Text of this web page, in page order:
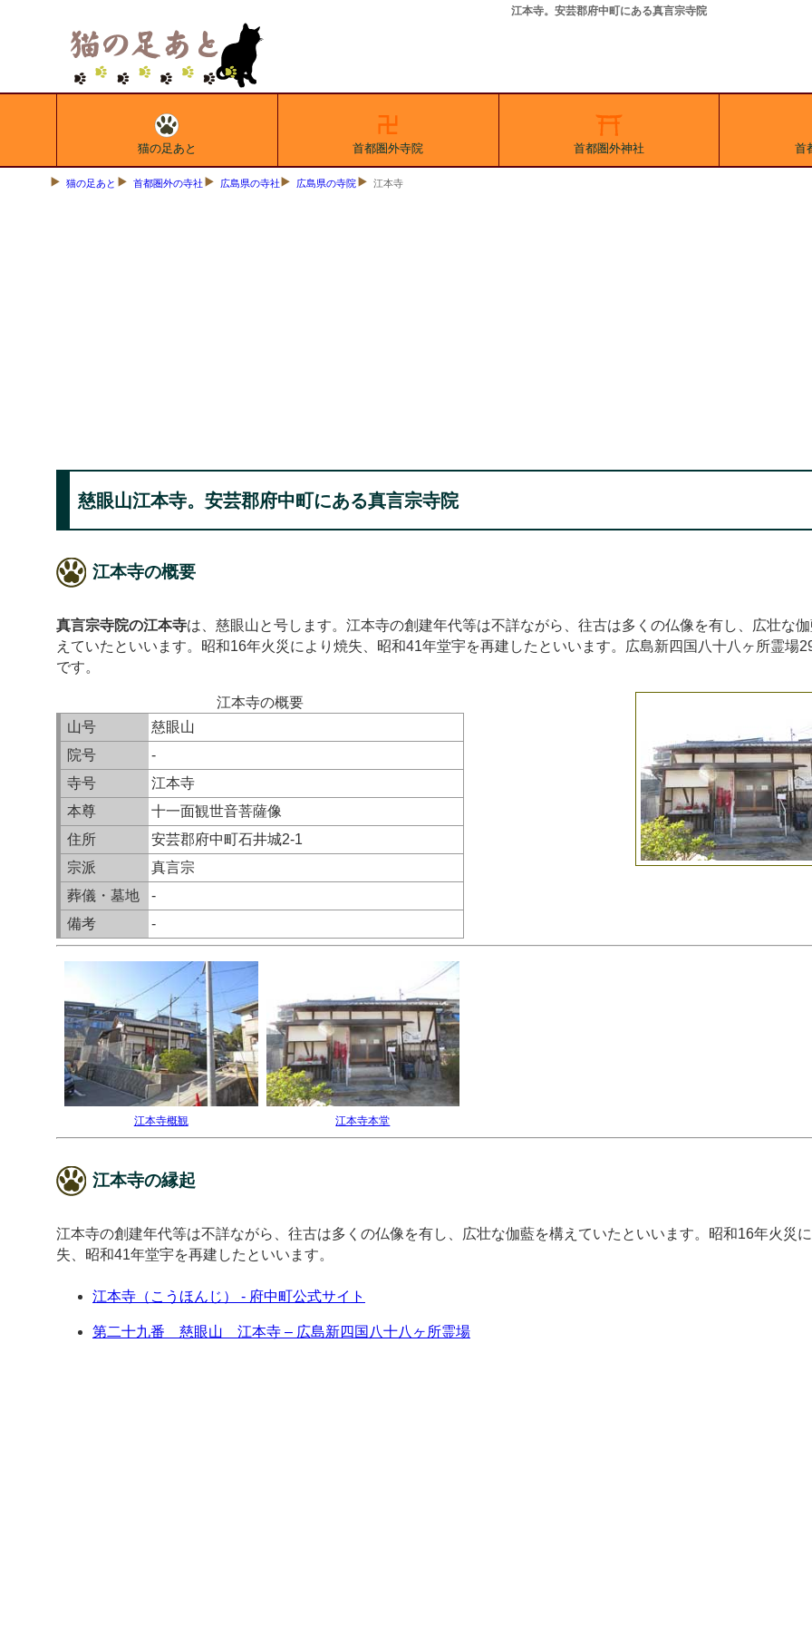
江本寺。安芸郡府中町にある真言宗寺院
猫の足あと 首都圏外寺院 首都圏外神社 首
猫の足あと 首都圏外の寺社 広島県の寺社 広島県の寺院 江本寺
慈眼山江本寺。安芸郡府中町にある真言宗寺院
江本寺の概要
真言宗寺院の江本寺は、慈眼山と号します。江本寺の創建年代等は不詳ながら、往古は多くの仏像を有し、広壮な
えていたといいます。昭和16年火災により焼失、昭和41年堂宇を再建したといいます。広島新四国八十八ヶ所霊場
です。
江本寺の概要
山号
慈眼山
院号
-
寺号
江本寺
本尊
十一面観世音菩薩像
住所
安芸郡府中町石井城2-1
宗派
真言宗
葬儀・墓地
-
備考
-
江本寺概観 江本寺本堂
江本寺の縁起
江本寺の創建年代等は不詳ながら、往古は多くの仏像を有し、広壮な伽藍を構えていたといいます。昭和16年火災
失、昭和41年堂宇を再建したといいます。
江本寺（こうほんじ） - 府中町公式サイト
第二十九番 慈眼山 江本寺 – 広島新四国八十八ヶ所霊場